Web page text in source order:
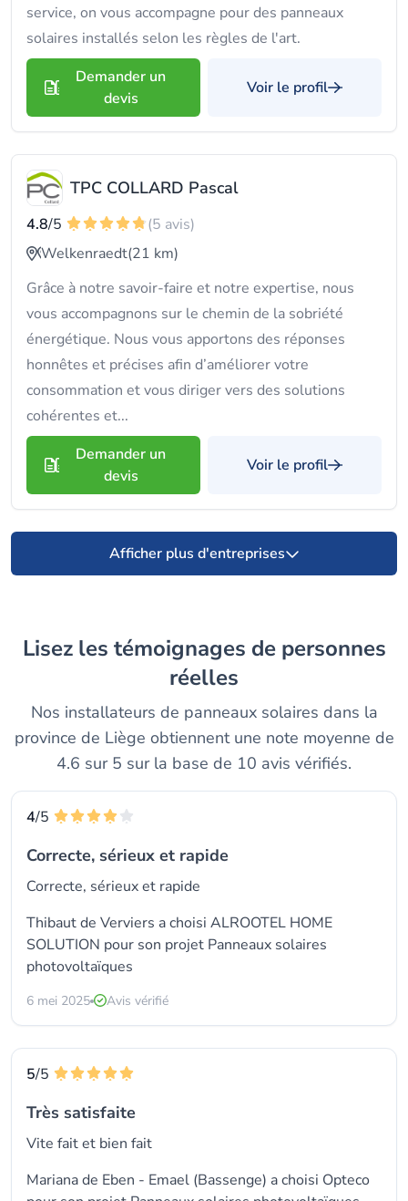
service, on vous accompagne pour des panneaux
solaires installés selon les règles de l'art.
Demander un
devis
Voir le profil
TPC COLLARD Pascal
4.8/5
(5 avis)
Welkenraedt(21 km)
Grâce à notre savoir-faire et notre expertise, nous
vous accompagnons sur le chemin de la sobriété
énergétique. Nous vous apportons des réponses
honnêtes et précises afin d’améliorer votre
consommation et vous diriger vers des solutions
cohérentes et...
Demander un
devis
Voir le profil
Afficher plus d'entreprises
Lisez les témoignages de personnes
réelles
Nos installateurs de panneaux solaires dans la
province de Liège obtiennent une note moyenne de
4.6 sur 5 sur la base de 10 avis vérifiés.
4/5
Correcte, sérieux et rapide
Correcte, sérieux et rapide
Thibaut de Verviers a choisi ALROOTEL HOME
SOLUTION pour son projet Panneaux solaires
photovoltaïques
6 mei 2025 Avis vérifié
5/5
Très satisfaite
Vite fait et bien fait
Mariana de Eben - Emael (Bassenge) a choisi Opteco